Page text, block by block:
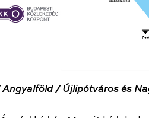
Angyalföld / Újlipótváros és